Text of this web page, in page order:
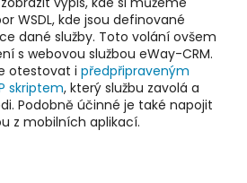
WSDL, kde jsou definované
dané služby. Toto volání ovšem
s webovou službou eWay-CRM.
otestovat i předpřipraveným
skriptem, který službu zavolá a
Podobně účinné je také napojit
z mobilních aplikací.